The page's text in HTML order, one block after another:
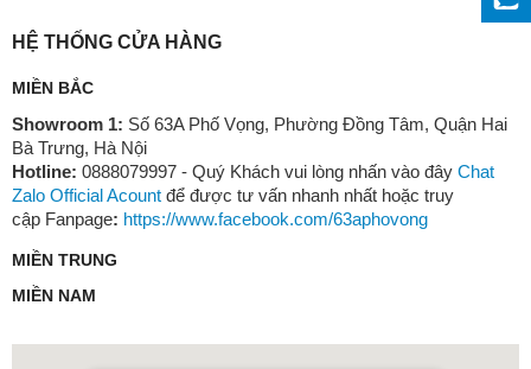
HỆ THỐNG CỬA HÀNG
MIỀN BẮC
Showroom 1: Số 63A Phố Vọng, Phường Đồng Tâm, Quận Hai
Bà Trưng, Hà Nội
Hotline: 0888079997 - Quý Khách vui lòng nhấn vào đây Chat
Zalo Official Acount để được tư vấn nhanh nhất hoặc truy
cập Fanpage: https://www.facebook.com/63aphovong
MIỀN TRUNG
MIỀN NAM